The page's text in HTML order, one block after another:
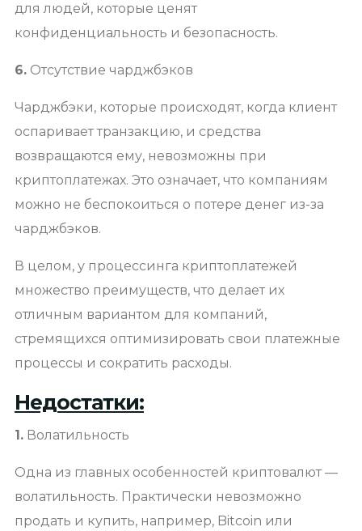
для людей, которые ценят
конфиденциальность и безопасность.
6. Отсутствие чарджбэков
Чарджбэки, которые происходят, когда клиент
оспаривает транзакцию, и средства
возвращаются ему, невозможны при
криптоплатежах. Это означает, что компаниям
можно не беспокоиться о потере денег из-за
чарджбэков.
В целом, у процессинга криптоплатежей
множество преимуществ, что делает их
отличным вариантом для компаний,
стремящихся оптимизировать свои платежные
процессы и сократить расходы.
Недостатки:
1. Волатильность
Одна из главных особенностей криптовалют —
волатильность. Практически невозможно
продать и купить, например, Bitcoin или